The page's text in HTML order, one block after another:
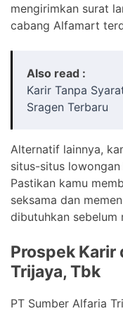
mengirimkan surat
cabang Alfamart
Also read :
Karir Tanpa
Sragen Terbaru
Alternatif lainnya,
situs-situs
Pastikan kamu
seksama dan
dibutuhkan sebelum
Prospek Karir
Trijaya, Tbk
PT Sumber Alfaria